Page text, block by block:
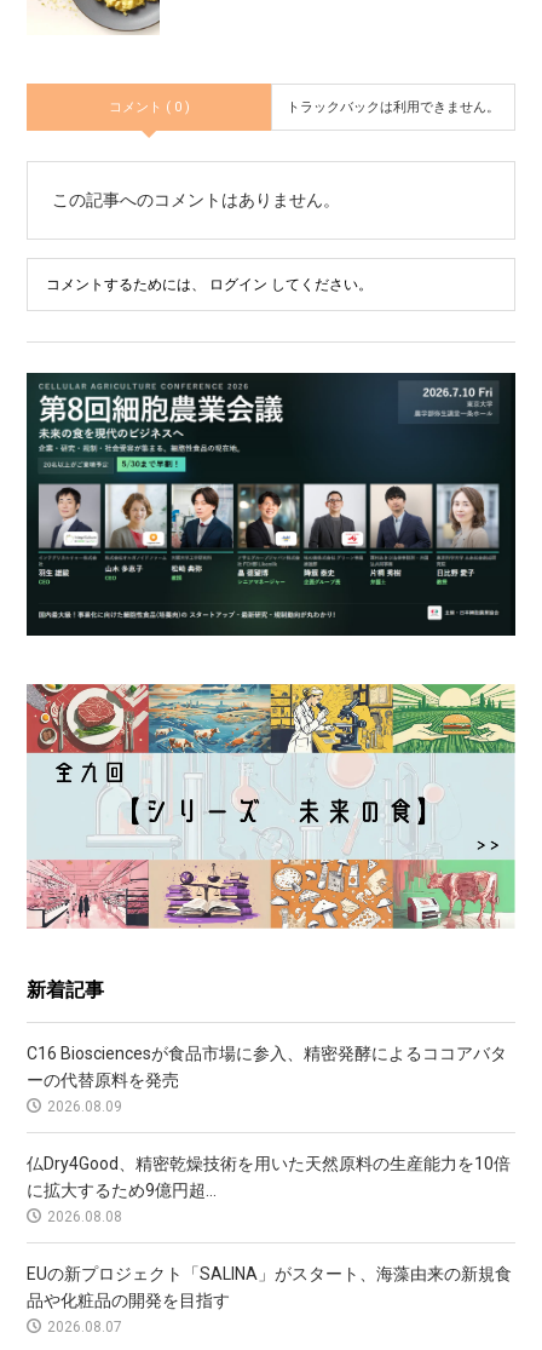
コメント ( 0 ) トラックバックは利用できません。
この記事へのコメントはありません。
コメントするためには、 ログイン してください。
新着記事
C16 Biosciencesが食品市場に参入、精密発酵によるココアバタ
ーの代替原料を発売
2026.08.09
仏Dry4Good、精密乾燥技術を用いた天然原料の生産能力を10倍
に拡大するため9億円超...
2026.08.08
EUの新プロジェクト「SALINA」がスタート、海藻由来の新規食
品や化粧品の開発を目指す
2026.08.07